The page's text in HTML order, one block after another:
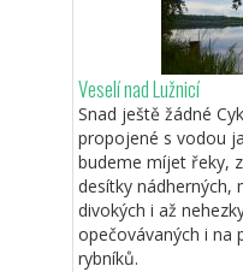
Veselí nad Lužnicí
Snad ještě žádné
propojené s vodou
budeme míjet řeky,
desítky nádherných,
divokých i až
opečovávaných i na
rybníků.